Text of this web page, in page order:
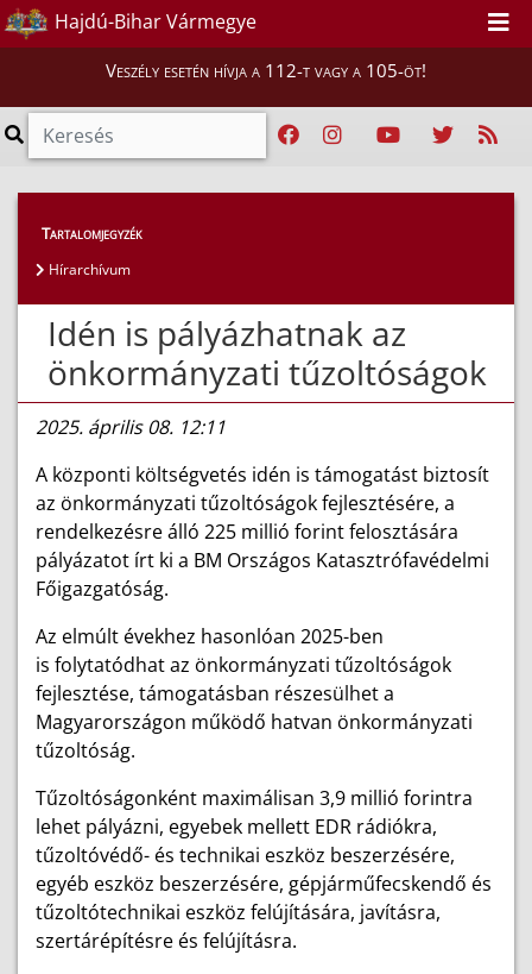
Hajdú-Bihar Vármegye
Veszély esetén hívja a 112-t vagy a 105-öt!
Híreink > Hírek
Tartalomjegyzék
Hírarchívum
Idén is pályázhatnak az
önkormányzati tűzoltóságok
2025. április 08. 12:11
A központi költségvetés idén is támogatást biztosít
az önkormányzati tűzoltóságok fejlesztésére, a
rendelkezésre álló 225 millió forint felosztására
pályázatot írt ki a BM Országos Katasztrófavédelmi
Főigazgatóság.
Az elmúlt évekhez hasonlóan 2025-ben
is folytatódhat az önkormányzati tűzoltóságok
fejlesztése, támogatásban részesülhet a
Magyarországon működő hatvan önkormányzati
tűzoltóság.
Tűzoltóságonként maximálisan 3,9 millió forintra
lehet pályázni, egyebek mellett EDR rádiókra,
tűzoltóvédő- és technikai eszköz beszerzésére,
egyéb eszköz beszerzésére, gépjárműfecskendő és
tűzoltótechnikai eszköz felújítására, javításra,
szertárépítésre és felújításra.